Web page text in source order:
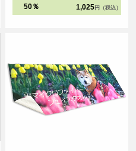
ております。<br> ※必ずプリントし
50％ 1,025 円（税込）